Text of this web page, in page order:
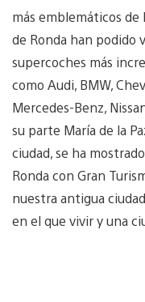
más emblemáticos de
de Ronda han podido
supercoches más
como Audi, BMW,
Mercedes-Benz,
su parte María de la
ciudad, se ha
Ronda con Gran
nuestra antigua
en el que vivir y una